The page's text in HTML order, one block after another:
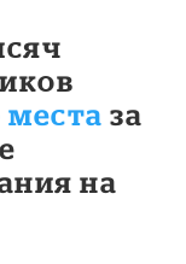
места за
на